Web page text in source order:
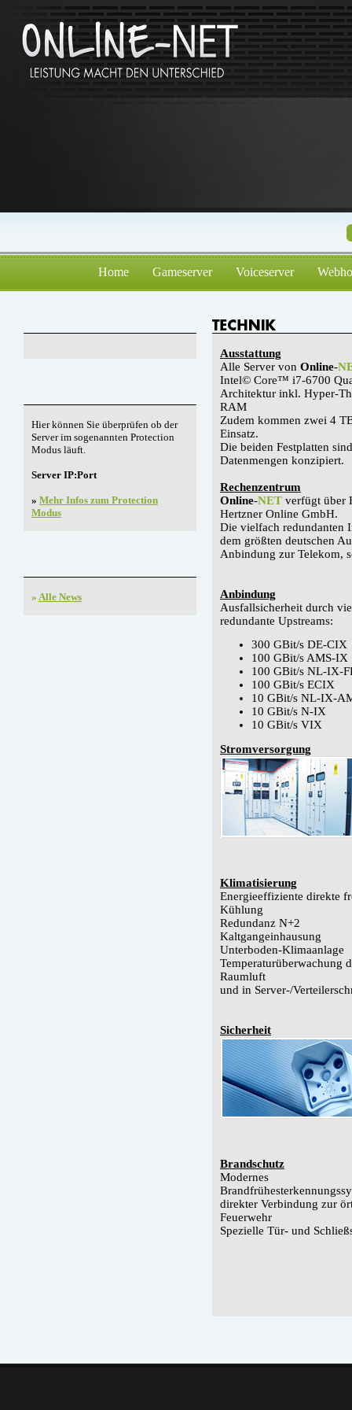
Home Gameserver Voiceserver
Hier können Sie überprüfen ob der
Server im sogenannten Protection
Modus läuft.
Server IP:Port
» Mehr Infos zum Protection
Modus
» Alle News
Ausstattung
Alle Server von Online-
Intel© Core™ i7-6700
Architektur inkl. Hyper-
RAM
Zudem kommen zwei 4
Einsatz.
Die beiden Festplatten
Datenmengen konzipiert.
Rechenzentrum
Online-NET verfügt über
Hertzner Online GmbH.
Die vielfach redundanten
dem größten deutschen
Anbindung zur Telekom,
Anbindung
Ausfallsicherheit durch
redundante Upstreams:
300 GBit/s DE-CIX
100 GBit/s AMS-IX
100 GBit/s NL-IX-
100 GBit/s ECIX
10 GBit/s NL-IX-
10 GBit/s N-IX
10 GBit/s VIX
Stromversorgung
Klimatisierung
Energieeffiziente direkte
Kühlung
Redundanz N+2
Kaltgangeinhausung
Unterboden-Klimaanlage
Temperaturüberwachung
Raumluft
und in Server-/
Sicherheit
Brandschutz
Modernes
direkter Verbindung zur
Feuerwehr
Spezielle Tür- und